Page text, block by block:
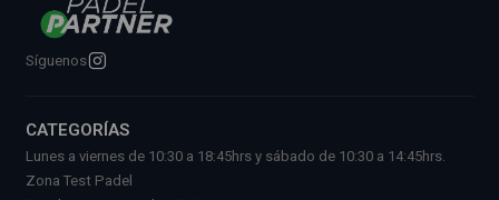
Síguenos
CATEGORÍAS
Lunes a viernes de 10:30 a 18:45hrs y sábado de 10:30 a 14:45hrs.
Zona Test Padel